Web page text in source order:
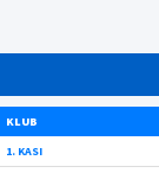
KLUB
1. KASI